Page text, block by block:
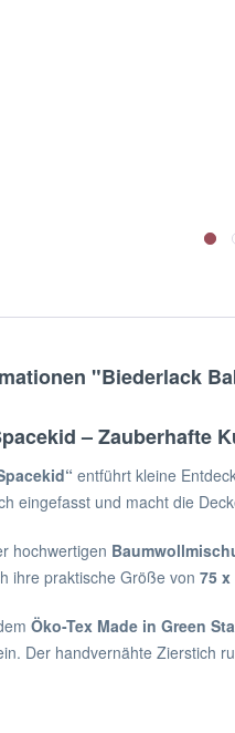
"Biederlack
– Zauberhafte
entführt kleine
eingefasst und macht die
hochwertigen
ihre praktische Größe von 75 x
Öko-Tex Made in Green
Der handvernähte Zierstich